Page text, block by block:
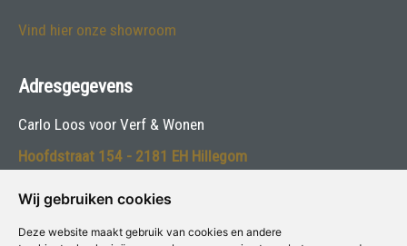
Wij gebruiken cookies
Deze website maakt gebruik van cookies en andere
Vind hier onze showroom
Adresgegevens
Carlo Loos voor Verf & Wonen
Hoofdstraat 154 - 2181 EH Hillegom